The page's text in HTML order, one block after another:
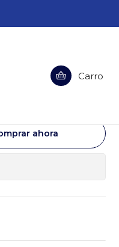
Carro
(FIELD)
ahora